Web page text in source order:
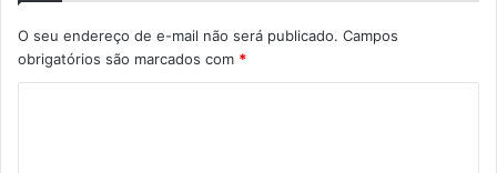
O seu endereço de e-mail não será publicado. Campos
obrigatórios são marcados com *